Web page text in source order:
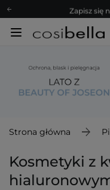
Zapisz się
Bezpłatne
Poleć nas i
Zapisz się
Strona główna
Kosmetyki z